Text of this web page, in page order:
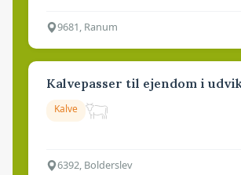
9681, Ranum
Kalvepasser til ejendom i
Kalve
6392, Bolderslev